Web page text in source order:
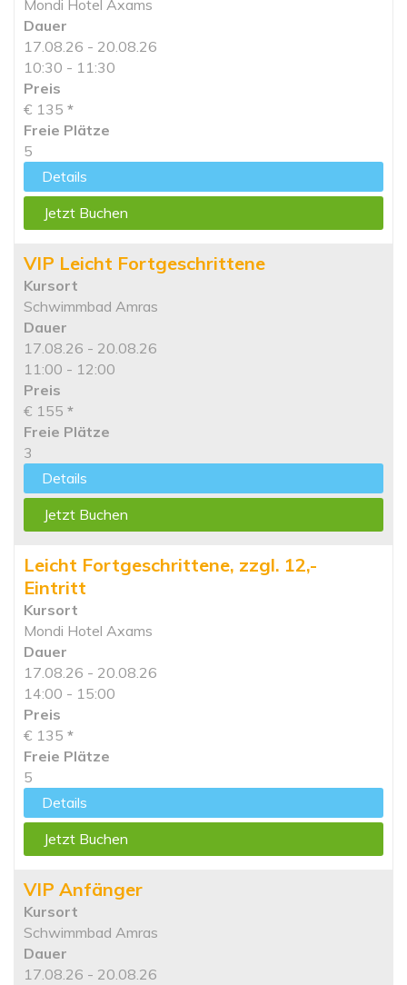
Mondi Hotel Axams
Dauer
17.08.26 - 20.08.26
10:30 - 11:30
Preis
€ 135 *
Freie Plätze
5
Details
Jetzt Buchen
VIP Leicht Fortgeschrittene
Kursort
Schwimmbad Amras
Dauer
17.08.26 - 20.08.26
11:00 - 12:00
Preis
€ 155 *
Freie Plätze
3
Details
Jetzt Buchen
Leicht Fortgeschrittene, zzgl. 12,-
Eintritt
Kursort
Mondi Hotel Axams
Dauer
17.08.26 - 20.08.26
14:00 - 15:00
Preis
€ 135 *
Freie Plätze
5
Details
Jetzt Buchen
VIP Anfänger
Kursort
Schwimmbad Amras
Dauer
17.08.26 - 20.08.26